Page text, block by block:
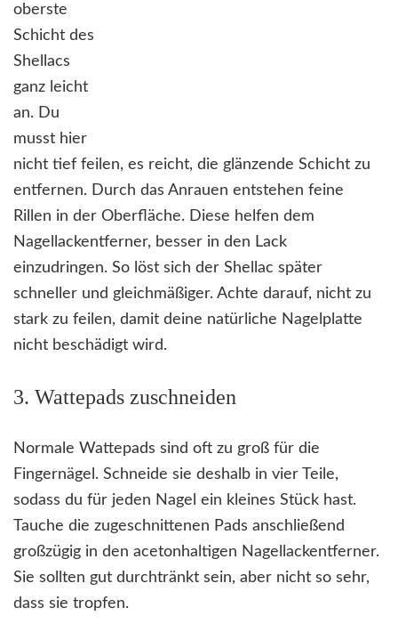
oberste
Schicht des
Shellacs
ganz leicht
an. Du
musst hier
nicht tief feilen, es reicht, die glänzende Schicht zu
entfernen. Durch das Anrauen entstehen feine
Rillen in der Oberfläche. Diese helfen dem
Nagellackentferner, besser in den Lack
einzudringen. So löst sich der Shellac später
schneller und gleichmäßiger. Achte darauf, nicht zu
stark zu feilen, damit deine natürliche Nagelplatte
nicht beschädigt wird.
3. Wattepads zuschneiden
Normale Wattepads sind oft zu groß für die
Fingernägel. Schneide sie deshalb in vier Teile,
sodass du für jeden Nagel ein kleines Stück hast.
Tauche die zugeschnittenen Pads anschließend
großzügig in den acetonhaltigen Nagellackentferner.
Sie sollten gut durchtränkt sein, aber nicht so sehr,
dass sie tropfen.